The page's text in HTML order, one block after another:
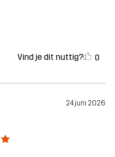
Vind je dit nuttig? 0
24 juni 2026